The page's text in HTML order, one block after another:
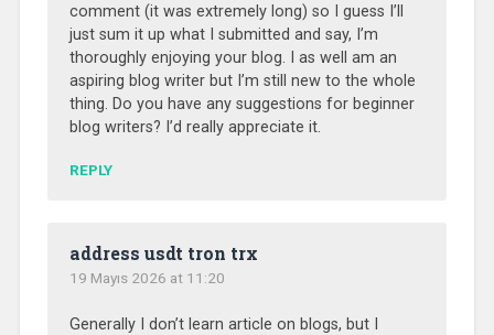
comment (it was extremely long) so I guess I’ll
just sum it up what I submitted and say, I’m
thoroughly enjoying your blog. I as well am an
aspiring blog writer but I’m still new to the whole
thing. Do you have any suggestions for beginner
blog writers? I’d really appreciate it.
REPLY
address usdt tron trx
19 Mayıs 2026 at 11:20
Generally I don’t learn article on blogs, but I